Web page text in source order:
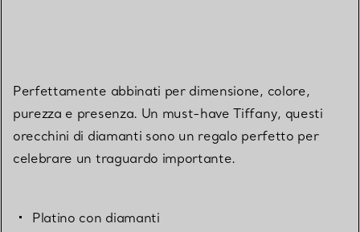
Perfettamente abbinati per dimensione, colore,
purezza e presenza. Un must-have Tiffany, questi
orecchini di diamanti sono un regalo perfetto per
celebrare un traguardo importante.
Platino con diamanti